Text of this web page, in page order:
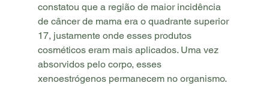
constatou que a região de maior incidência
de câncer de mama era o quadrante superior
17, justamente onde esses produtos
cosméticos eram mais aplicados. Uma vez
absorvidos pelo corpo, esses
xenoestrógenos permanecem no organismo.